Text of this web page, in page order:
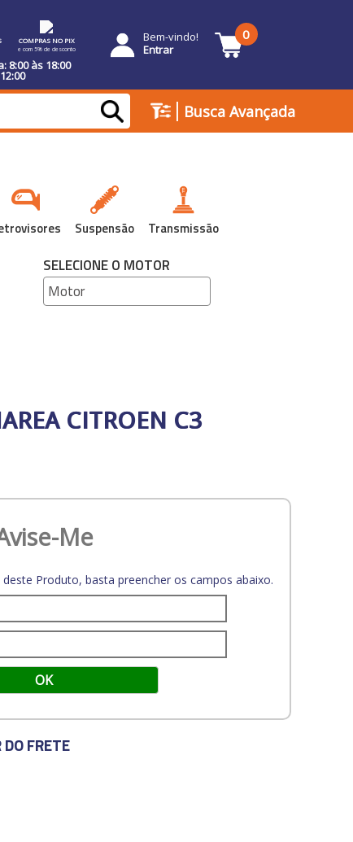
COMPRAS NO PIX
e com 5% de desconto
8:00 às 18:00
Bem-vindo!
Entrar
0
| Busca Avançada
Suspensão Transmissão
SELECIONE O MOTOR
CITROEN C3
Me
Produto, basta preencher os campos abaixo.
DO FRETE